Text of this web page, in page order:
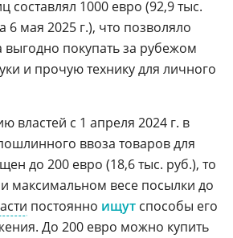
составлял 1000 евро (92,9 тыс.
6 мая 2025 г.), что позволяло
выгодно покупать за рубежом
и прочую технику для личного
властей с 1 апреля 2024 г. в
ввоза товаров для
до 200 евро (18,6 тыс. руб.), то
максимальном весе посылки до
постоянно ищут способы его
До 200 евро можно купить